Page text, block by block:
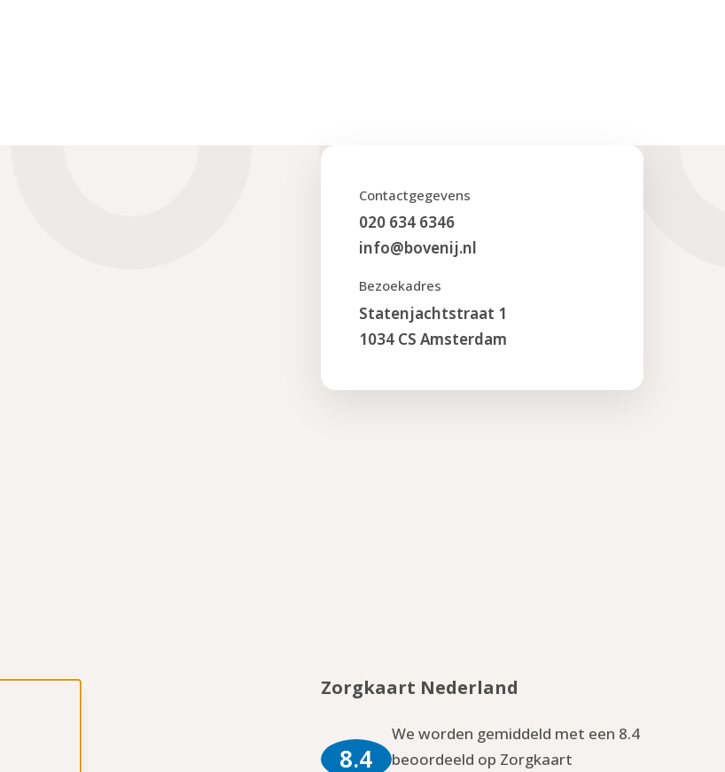
Contactgegevens
020 634 6346
info@bovenij.nl
Bezoekadres
Statenjachtstraat 1
1034 CS Amsterdam
Zorgkaart Nederland
8.4
We worden gemiddeld met een 8.4
beoordeeld op Zorgkaart